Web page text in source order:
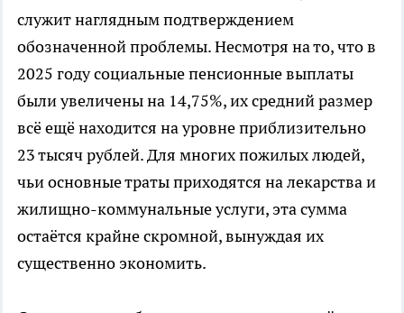
служит наглядным подтверждением
обозначенной проблемы. Несмотря на то, что в
2025 году социальные пенсионные выплаты
были увеличены на 14,75%, их средний размер
всё ещё находится на уровне приблизительно
23 тысяч рублей. Для многих пожилых людей,
чьи основные траты приходятся на лекарства и
жилищно-коммунальные услуги, эта сумма
остаётся крайне скромной, вынуждая их
существенно экономить.